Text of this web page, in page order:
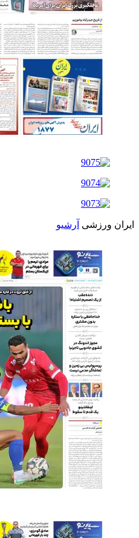
ایران ورزشی آرشیو